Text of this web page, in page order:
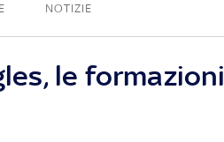
NOTIZIE
le formazioni